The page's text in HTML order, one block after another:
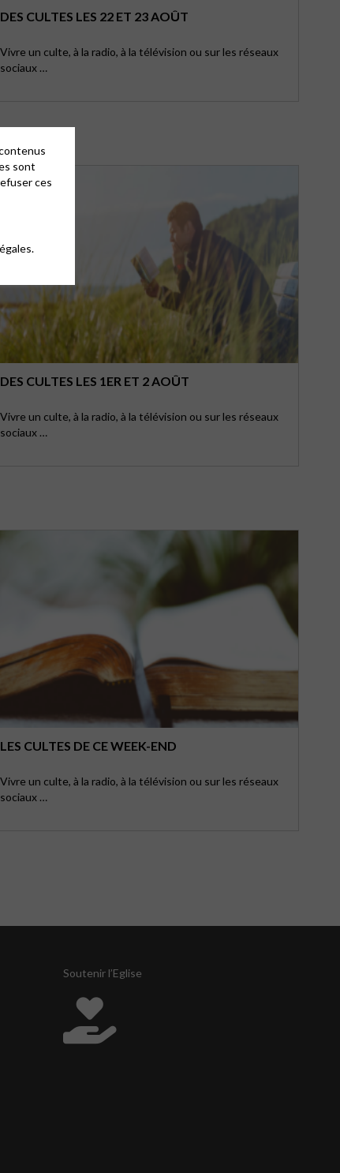
DES CULTES LES 22 ET 23 AOÛT
Vivre un culte, à la radio, à la télévision ou sur les réseaux
sociaux …
DES CULTES LES 1ER ET 2 AOÛT
Vivre un culte, à la radio, à la télévision ou sur les réseaux
sociaux …
LES CULTES DE CE WEEK-END
Vivre un culte, à la radio, à la télévision ou sur les réseaux
sociaux …
Soutenir l’Eglise
sont
ces